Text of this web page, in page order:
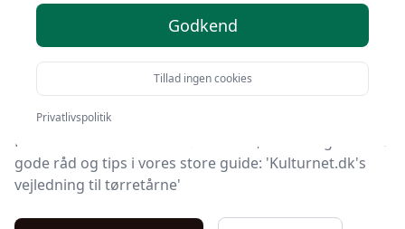
vi udvalgt 9 produkter, så du let kan finde din favorit.
bestemt type eller fri levering, kan du finde det bedste
valg blandt vores 9 udvalgte produkter her.
Hvis du vil vide mere om tørretårne, kan du også finde
gode råd og tips i vores store guide: 'Kulturnet.dk's
vejledning til tørretårne'
Godkend
Tillad ingen cookies
Privatlivspolitik